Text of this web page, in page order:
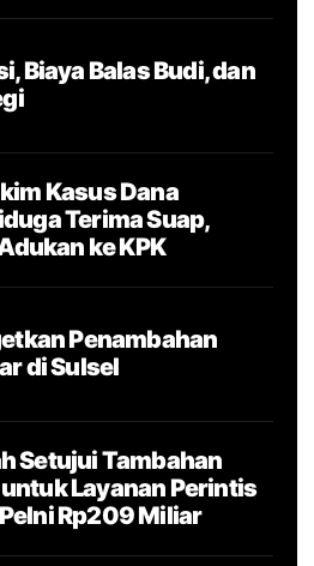
Biaya Balas Budi, dan
Kasus Dana
Terima Suap,
ke KPK
Penambahan
di Sulsel
Setujui Tambahan
Layanan Perintis
Rp209 Miliar